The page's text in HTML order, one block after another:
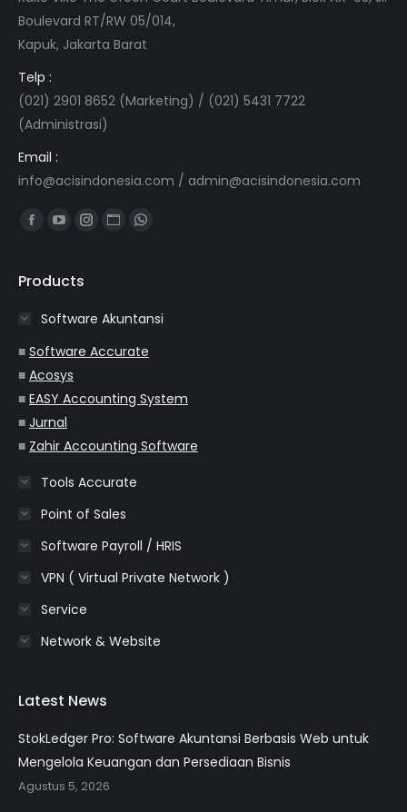
Boulevard RT/RW 05/014,
Kapuk, Jakarta Barat
Telp :
(021) 2901 8652 (Marketing) / (021) 5431 7722
(Administrasi)
Email :
info@acisindonesia.com / admin@acisindonesia.com
Find us on:
Facebook
opens
new
window
YouTube
opens
new
window
Instagram
new
window
Website
new
window
Whatsapp
new
window
Products
Software Akuntansi
■ Software Accurate
■ Acosys
■ EASY Accounting System
■ Jurnal
■ Zahir Accounting Software
Tools Accurate
Point of Sales
Software Payroll / HRIS
VPN ( Virtual Private Network )
Service
Network & Website
Latest News
StokLedger Pro: Software Akuntansi Berbasis Web untuk
Mengelola Keuangan dan Persediaan Bisnis
Agustus 5, 2026